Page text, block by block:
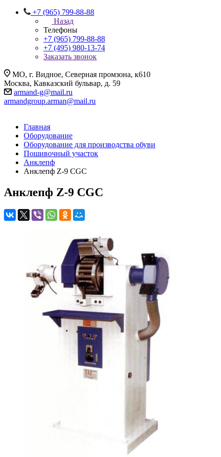
+7 (965) 799-88-88
Назад
Телефоны
+7 (965) 799-88-88
+7 (495) 980-13-74
Заказать звонок
МО, г. Видное, Северная промзона, к610
Москва, Кавказский бульвар, д. 59
armand-g@mail.ru
armandgroup.arman@mail.ru
Главная
Оборудование
Оборудование для производства обуви
Пошивочный участок
Анклепф
Анклепф Z-9 CGC
Анклепф Z-9 CGC